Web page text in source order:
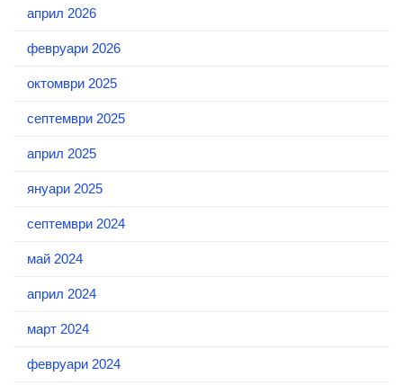
април 2026
февруари 2026
октомври 2025
септември 2025
април 2025
януари 2025
септември 2024
май 2024
април 2024
март 2024
февруари 2024